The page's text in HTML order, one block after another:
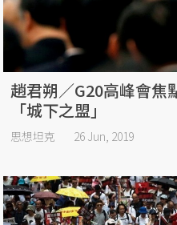
趙君朔／G20高峰會焦
「城下之盟」
思想坦克 26 Jun, 2019